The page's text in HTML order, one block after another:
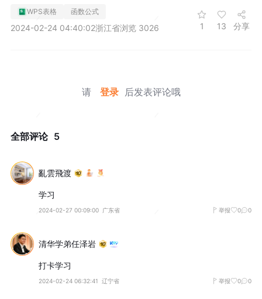
WPS表格 函数公式
2024-02-24 04:40:02浙江省浏览 3026 1 13 分享
请 登录 后发表评论哦
全部评论 5
亂雲飛渡
学习
2024-02-27 00:09:00 广东省 举报 0 0
清华学弟任泽岩
打卡学习
2024-02-24 06:32:41 辽宁省 举报 0 0